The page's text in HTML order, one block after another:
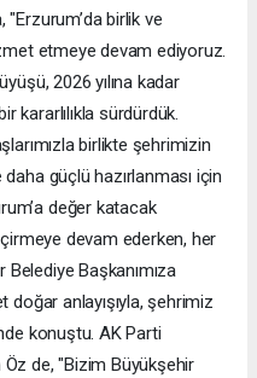
"Erzurum’da birlik ve
etmeye devam ediyoruz.
2026 yılına kadar
kararlılıkla sürdürdük.
birlikte şehrimizin
güçlü hazırlanması için
değer katacak
devam ederken, her
Başkanımıza
anlayışıyla, şehrimiz
konuştu. AK Parti
de, "Bizim Büyükşehir